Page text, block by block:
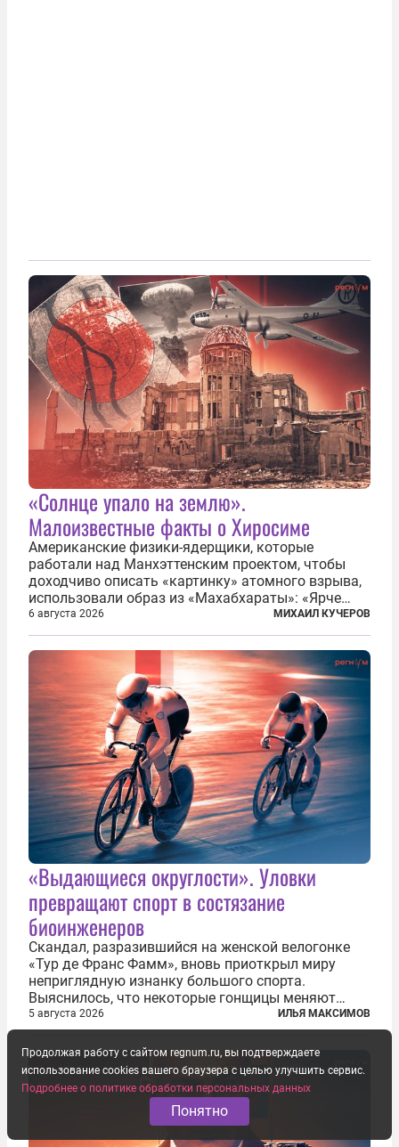
«Солнце упало на землю».
Малоизвестные факты о Хиросиме
Американские физики-ядерщики, которые
работали над Манхэттенским проектом, чтобы
доходчиво описать «картинку» атомного взрыва,
использовали образ из «Махабхараты»: «Ярче
тысячи солнц пылало это пламя». Не все жители
японских городов Хиросимы и Нагасаки, на
которых США в августе 1945 года поставили...
6 августа 2026 МИХАИЛ КУЧЕРОВ
«Выдающиеся округлости». Уловки
превращают спорт в состязание
биоинженеров
Скандал, разразившийся на женской велогонке
«Тур де Франс Фамм», вновь приоткрыл миру
неприглядную изнанку большого спорта.
Выяснилось, что некоторые гонщицы меняют
размер груди ради улучшения аэродинамики. За
фасадом труда, мастерства, упорства и
благородства, которые мы привыкли
ассоциировать с...
5 августа 2026 ИЛЬЯ МАКСИМОВ
Продолжая работу с сайтом regnum.ru, вы подтверждаете
использование cookies вашего браузера с целью улучшить сервис.
Подробнее о политике обработки персональных данных
Понятно